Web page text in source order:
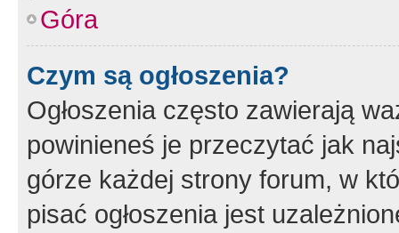
Góra
Czym są ogłoszenia?
Ogłoszenia często zawierają
powinieneś je przeczytać jak
górze każdej strony forum, w
pisać ogłoszenia jest